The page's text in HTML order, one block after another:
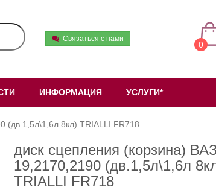
Связаться с нами
0
ИНФОРМАЦИЯ УСЛУГИ*
(дв.1,5л\1,6л 8кл) TRIALLI FR718
диск сцепления (корзина)
19,2170,2190 (дв.1,5л\1,6л
TRIALLI FR718